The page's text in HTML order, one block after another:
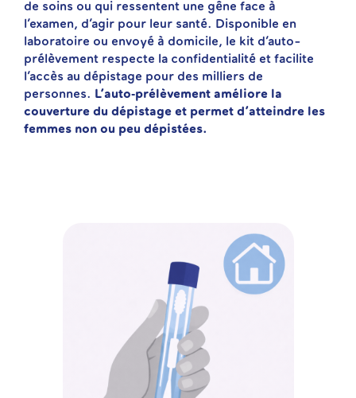
de soins ou qui ressentent une gêne face à
l’examen, d’agir pour leur santé. Disponible en
laboratoire ou envoyé à domicile, le kit d’auto-
prélèvement respecte la confidentialité et facilite
l’accès au dépistage pour des milliers de
personnes. L’auto‑prélèvement améliore la
couverture du dépistage et permet d’atteindre les
femmes non ou peu dépistées.